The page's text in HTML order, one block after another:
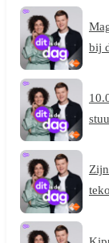
bij